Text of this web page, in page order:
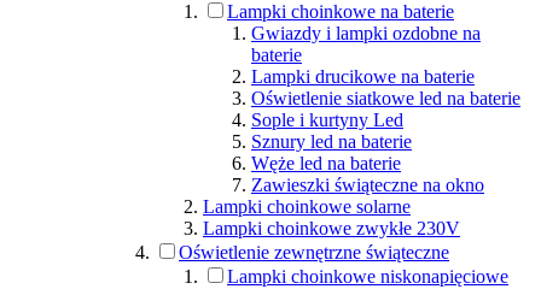
Lampki choinkowe na baterie
Gwiazdy i lampki ozdobne na
baterie
Lampki drucikowe na baterie
Oświetlenie siatkowe led na baterie
Sople i kurtyny Led
Sznury led na baterie
Węże led na baterie
Zawieszki świąteczne na okno
Lampki choinkowe solarne
Lampki choinkowe zwykłe 230V
Oświetlenie zewnętrzne świąteczne
Lampki choinkowe niskonapięciowe